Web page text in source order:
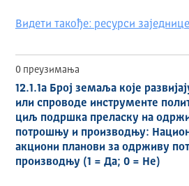
стране ентитета или
невладине) и ефикасно
политике се односе на средства
или интервенције - које се
циљева. У случају ОПП-а,
дизајнирани и примењени како
потрошње и производње на
циљем стварања економских
користи. Напредак се односи
Видети такође: ресурси заједнице
0 преузимања
12.1.1a Број земаља које
или спроводе инструменте
циљ подршка преласку на
потрошњу и производњу:
акциони планови за одрживу
производњу (1 = Да; 0 = Не)